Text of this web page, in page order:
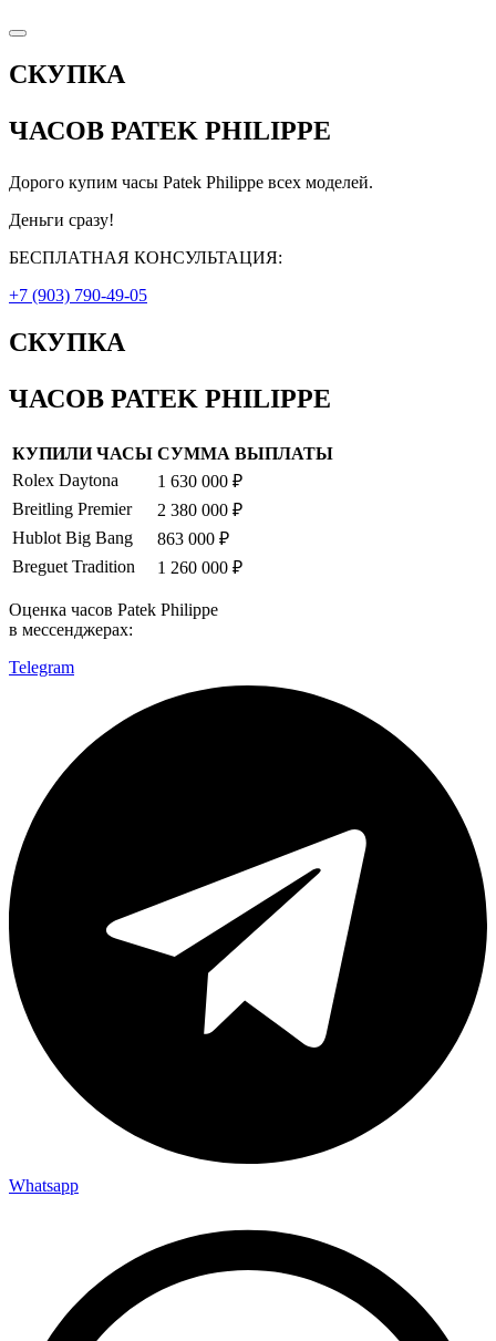
СКУПКА
ЧАСОВ PATEK PHILIPPE
Дорого купим часы Patek Philippe всех моделей.
Деньги сразу!
БЕСПЛАТНАЯ КОНСУЛЬТАЦИЯ:
+7 (903) 790-49-05
СКУПКА
ЧАСОВ PATEK PHILIPPE
КУПИЛИ ЧАСЫ СУММА ВЫПЛАТЫ
Rolex Daytona
1 630 000 ₽
Breitling Premier
2 380 000 ₽
Hublot Big Bang
863 000 ₽
Breguet Tradition
1 260 000 ₽
Оценка часов Patek Philippe
в мессенджерах:
Telegram
Whatsapp